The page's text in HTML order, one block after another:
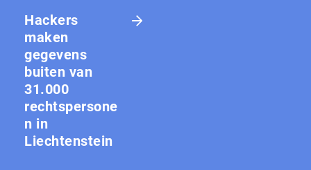
Hackers
maken
gegevens
buiten van
31.000
rechtspersone
n in
Liechtenstein